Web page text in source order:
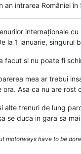
an intrarea României în
internaționale
la 1 ianuarie,
facut si nu poate fi
mea ar trebui
ora. Asa ca nu are rost
alte trenuri de lung
se duca in gara sa
motorways have to be